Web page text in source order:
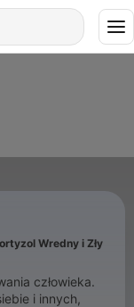
Wredny i Zły
człowieka.
i innych,